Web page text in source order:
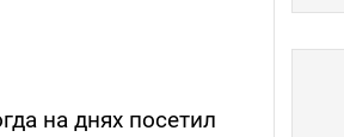
на днях посетил